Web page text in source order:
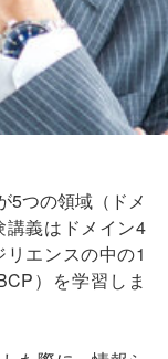
5つの領域（ドメ
講義はドメイン4
エンスの中の1
）を学習しま